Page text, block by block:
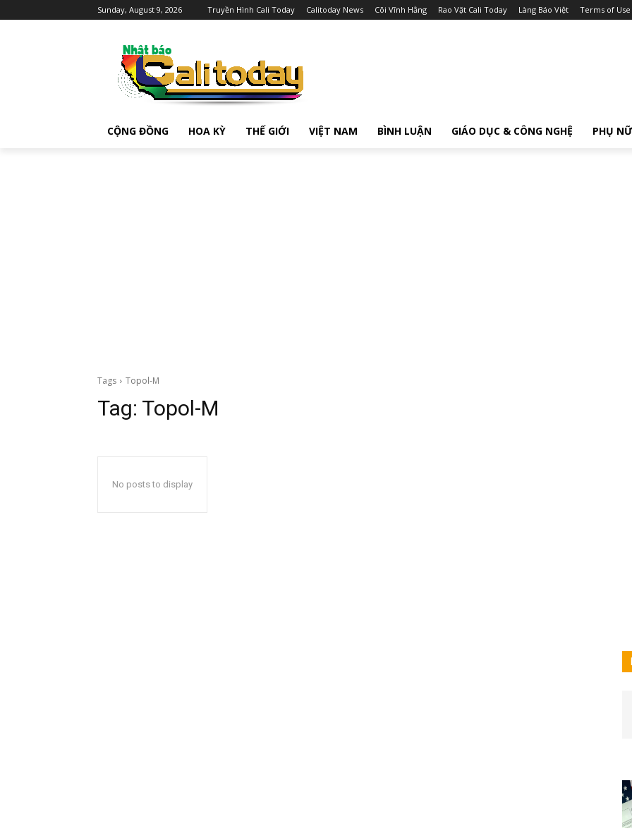
Sunday, August 9, 2026 Truyền Hình Cali Today Calitoday News Cõi Vĩnh Hằng Rao Vặt Cali Today Làng Báo Việt Terms of Use
CỘNG ĐỒNG HOA KỲ THẾ GIỚI VIỆT NAM BÌNH LUẬN GIÁO DỤC & CÔNG NGHỆ PHỤ NỮ
Tags Topol-M
Tag: Topol-M
No posts to display